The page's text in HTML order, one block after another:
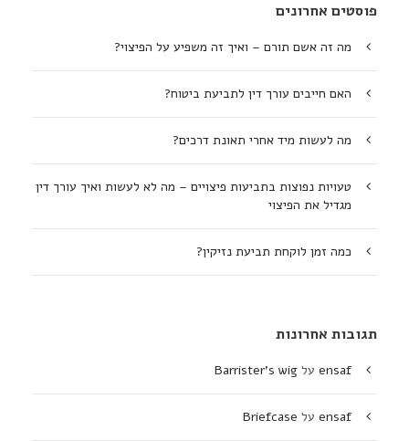
פוסטים אחרונים
מה זה אשם תורם – ואיך זה משפיע על הפיצוי?
האם חייבים עורך דין לתביעת ביטוח?
מה לעשות מיד אחרי תאונת דרכים?
טעויות נפוצות בתביעות פיצויים – מה לא לעשות ואיך עורך דין
מגדיל את הפיצוי
כמה זמן לוקחת תביעת נזיקין?
תגובות אחרונות
ensaf על Barrister's wig
ensaf על Briefcase